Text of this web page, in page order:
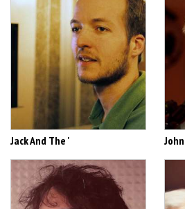
Jack And The '